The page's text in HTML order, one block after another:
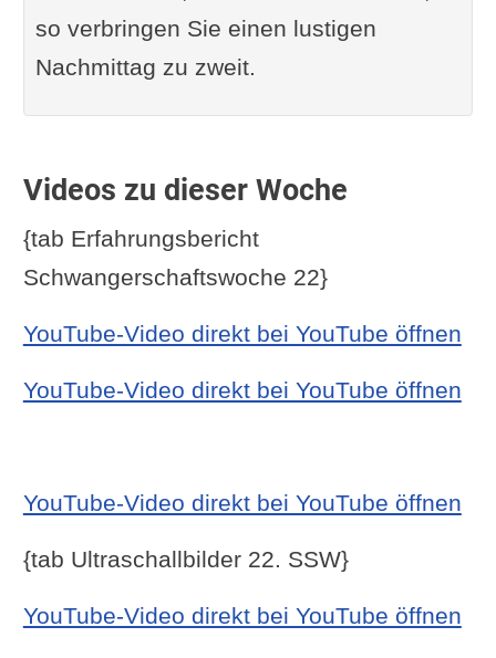
so verbringen Sie einen lustigen
Nachmittag zu zweit.
Videos zu dieser Woche
{tab Erfahrungsbericht
Schwangerschaftswoche 22}
YouTube-Video direkt bei YouTube öffnen
YouTube-Video direkt bei YouTube öffnen
YouTube-Video direkt bei YouTube öffnen
{tab Ultraschallbilder 22. SSW}
YouTube-Video direkt bei YouTube öffnen